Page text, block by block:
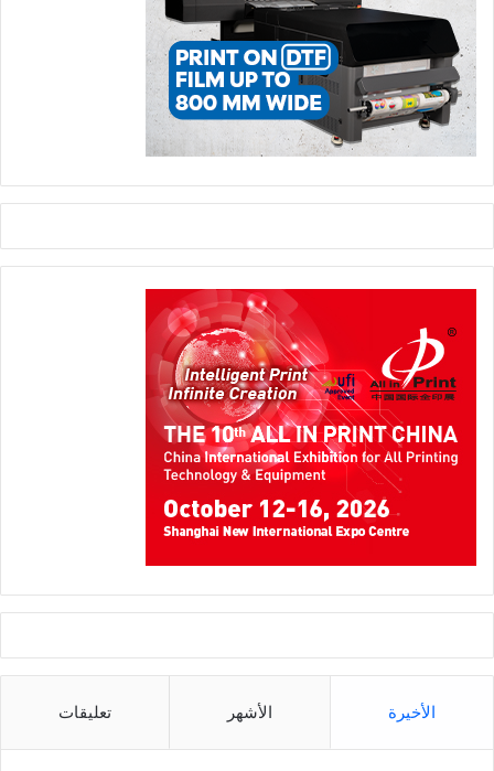
الأخيرة الأشهر تعليقات